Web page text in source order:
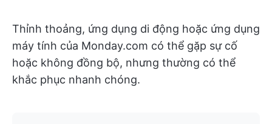
Thỉnh thoảng, ứng dụng di động hoặc ứng dụng
máy tính của Monday.com có thể gặp sự cố
hoặc không đồng bộ, nhưng thường có thể
khắc phục nhanh chóng.